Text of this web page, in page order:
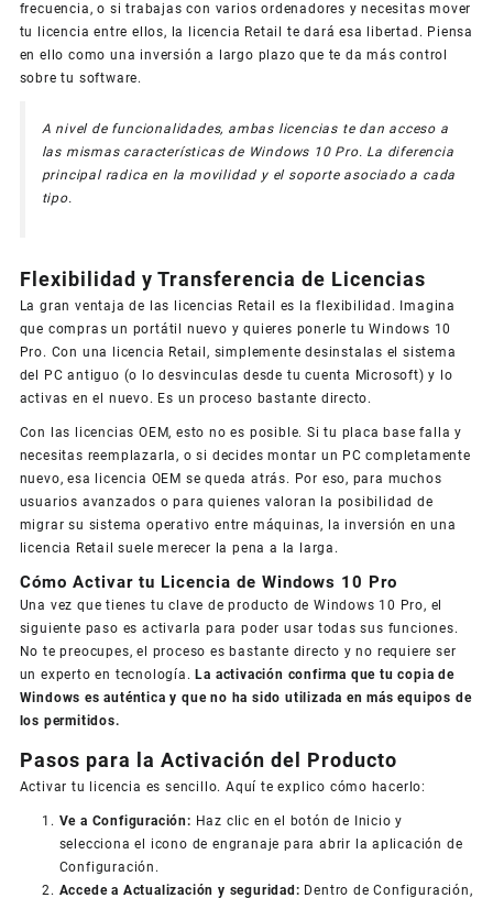
frecuencia, o si trabajas con varios ordenadores y necesitas mover
tu licencia entre ellos, la licencia Retail te dará esa libertad. Piensa
en ello como una inversión a largo plazo que te da más control
sobre tu software.
A nivel de funcionalidades, ambas licencias te dan acceso a
las mismas características de Windows 10 Pro. La diferencia
principal radica en la movilidad y el soporte asociado a cada
tipo.
Flexibilidad y Transferencia de Licencias
La gran ventaja de las licencias Retail es la flexibilidad. Imagina
que compras un portátil nuevo y quieres ponerle tu Windows 10
Pro. Con una licencia Retail, simplemente desinstalas el sistema
del PC antiguo (o lo desvinculas desde tu cuenta Microsoft) y lo
activas en el nuevo. Es un proceso bastante directo.
Con las licencias OEM, esto no es posible. Si tu placa base falla y
necesitas reemplazarla, o si decides montar un PC completamente
nuevo, esa licencia OEM se queda atrás. Por eso, para muchos
usuarios avanzados o para quienes valoran la posibilidad de
migrar su sistema operativo entre máquinas, la inversión en una
licencia Retail suele merecer la pena a la larga.
Cómo Activar tu Licencia de Windows 10 Pro
Una vez que tienes tu clave de producto de Windows 10 Pro, el
siguiente paso es activarla para poder usar todas sus funciones.
No te preocupes, el proceso es bastante directo y no requiere ser
un experto en tecnología. La activación confirma que tu copia de
Windows es auténtica y que no ha sido utilizada en más equipos de
los permitidos.
Pasos para la Activación del Producto
Activar tu licencia es sencillo. Aquí te explico cómo hacerlo:
Ve a Configuración: Haz clic en el botón de Inicio y
selecciona el icono de engranaje para abrir la aplicación de
Configuración.
Accede a Actualización y seguridad: Dentro de Configuración,